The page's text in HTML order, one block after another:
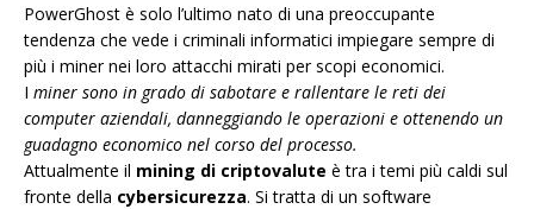
PowerGhost è solo l’ultimo nato di una preoccupante
tendenza che vede i criminali informatici impiegare sempre di
più i miner nei loro attacchi mirati per scopi economici.
I miner sono in grado di sabotare e rallentare le reti dei
computer aziendali, danneggiando le operazioni e ottenendo un
guadagno economico nel corso del processo.
Attualmente il mining di criptovalute è tra i temi più caldi sul
fronte della cybersicurezza. Si tratta di un software